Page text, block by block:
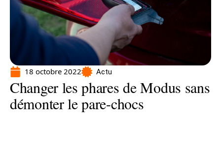
18 octobre 2022 Actu
Changer les phares de Modus sans
démonter le pare-chocs